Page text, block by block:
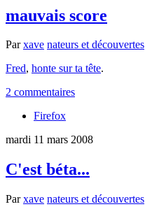
mauvais score
Parxave nateurs et découvertes
Fred, honte sur ta tête.
2 commentaires
Firefox
mardi 11 mars 2008
C'est béta...
Parxave nateurs et découvertes